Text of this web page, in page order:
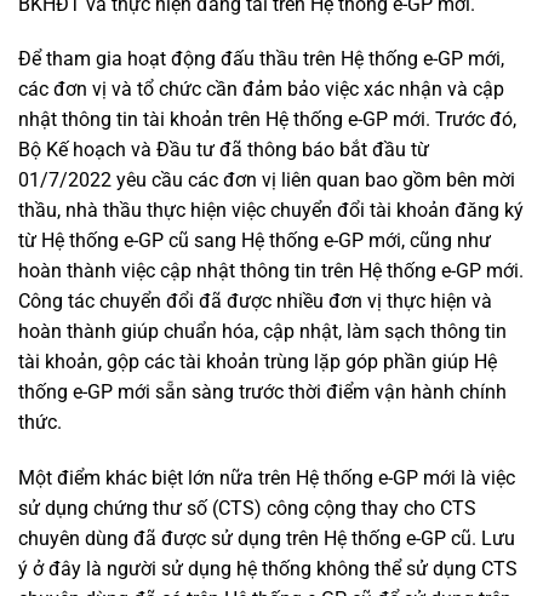
Để tham gia hoạt động đấu thầu trên Hệ thống e-GP mới,
các đơn vị và tổ chức cần đảm bảo việc xác nhận và cập
nhật thông tin tài khoản trên Hệ thống e-GP mới. Trước đó,
Bộ Kế hoạch và Đầu tư đã thông báo bắt đầu từ
01/7/2022 yêu cầu các đơn vị liên quan bao gồm bên mời
thầu, nhà thầu thực hiện việc chuyển đổi tài khoản đăng ký
từ Hệ thống e-GP cũ sang Hệ thống e-GP mới, cũng như
hoàn thành việc cập nhật thông tin trên Hệ thống e-GP mới.
Công tác chuyển đổi đã được nhiều đơn vị thực hiện và
hoàn thành giúp chuẩn hóa, cập nhật, làm sạch thông tin
tài khoản, gộp các tài khoản trùng lặp góp phần giúp Hệ
thống e-GP mới sẵn sàng trước thời điểm vận hành chính
thức.
Một điểm khác biệt lớn nữa trên Hệ thống e-GP mới là việc
sử dụng chứng thư số (CTS) công cộng thay cho CTS
chuyên dùng đã được sử dụng trên Hệ thống e-GP cũ. Lưu
ý ở đây là người sử dụng hệ thống không thể sử dụng CTS